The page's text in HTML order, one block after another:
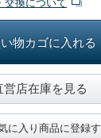
交換について
物カゴに入れる
営店在庫を見る
に入り商品に登録